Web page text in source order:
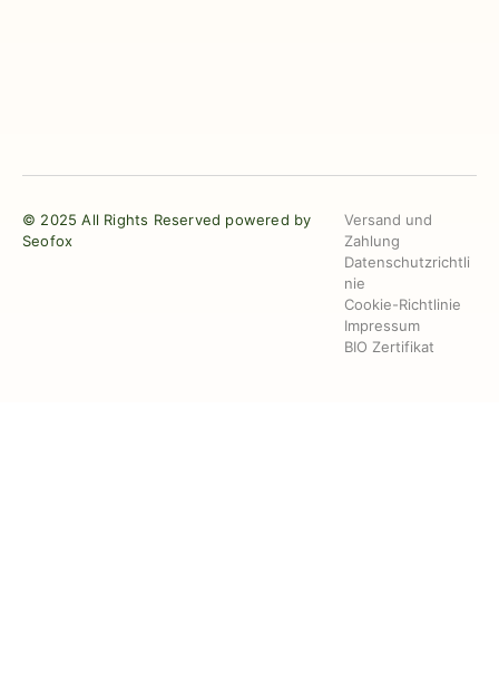
© 2025 All Rights Reserved powered by
Seofox
Versand und
Zahlung
Datenschutzrichtli
nie
Cookie-Richtlinie
Impressum
BIO Zertifikat